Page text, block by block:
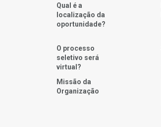
Qual é a
localização da
oportunidade?
O processo
seletivo será
virtual?
Missão da
Organização